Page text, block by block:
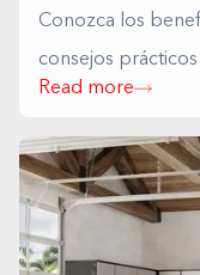
Conozca los
consejos
Read more